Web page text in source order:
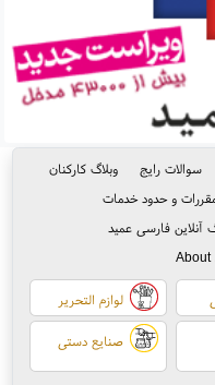
سوالات رایج
وبلاگ کارکنان
و حدود خدمات
آنلاین فارسی عمید
About
لوازم التحریر
صنایع دستی